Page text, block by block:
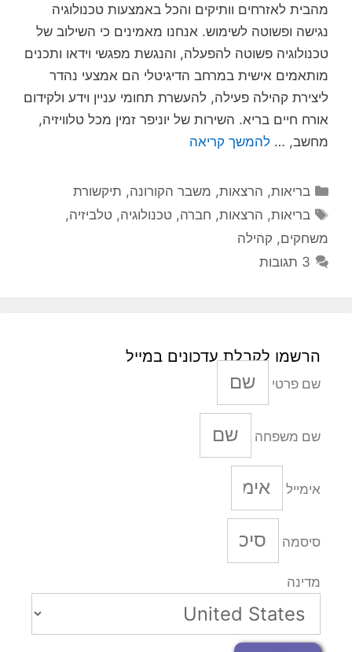
מהבית לאזרחים וותיקים והכל באמצעות טכנולוגיה
נגישה ופשוטה לשימוש. אנחנו מאמינים כי השילוב של
טכנולוגיה פשוטה להפעלה, והנגשת מפגשי וידאו ותכנים
מותאמים אישית במרחב הדיגיטלי הם אמצעי נהדר
ליצירת קהילה פעילה, להעשרת תחומי עניין וידע ולקידום
אורח חיים בריא. השירות של יוניפר זמין מכל טלוויזיה,
מחשב, … להמשך קריאה
קטגוריות
בריאות, הרצאות, משבר הקורונה, תיקשורת
תגיות
בריאות, הרצאות, חברה,טכנולוגיה,טלביזיה,
משחקים, קהילה
3 תגובות
הרשמו לקבלת עדכונים במייל
שם פרטי
שם משפחה
אימייל
סיסמה
מדינה